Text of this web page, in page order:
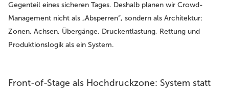
Gegenteil eines sicheren Tages. Deshalb planen wir Crowd-
Management nicht als „Absperren“, sondern als Architektur:
Zonen, Achsen, Übergänge, Druckentlastung, Rettung und
Produktionslogik als ein System.
Front-of-Stage als Hochdruckzone: System statt